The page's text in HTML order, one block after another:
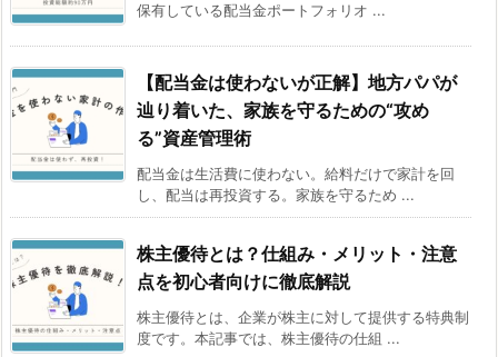
保有している配当金ポートフォリオ ...
【配当金は使わないが正解】地方パパが
辿り着いた、家族を守るための“攻め
る”資産管理術
配当金は生活費に使わない。給料だけで家計を回
し、配当は再投資する。家族を守るため ...
株主優待とは？仕組み・メリット・注意
点を初心者向けに徹底解説
株主優待とは、企業が株主に対して提供する特典制
度です。本記事では、株主優待の仕組 ...